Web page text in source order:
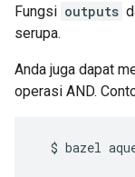
Fungsi outputs
serupa.
Anda juga dapat
operasi AND.